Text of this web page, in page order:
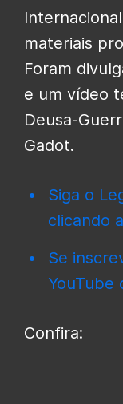
materiais
Foram
e um vídeo
Deusa-
Gadot.
Siga o
clicando
Se
YouTube
Confira: